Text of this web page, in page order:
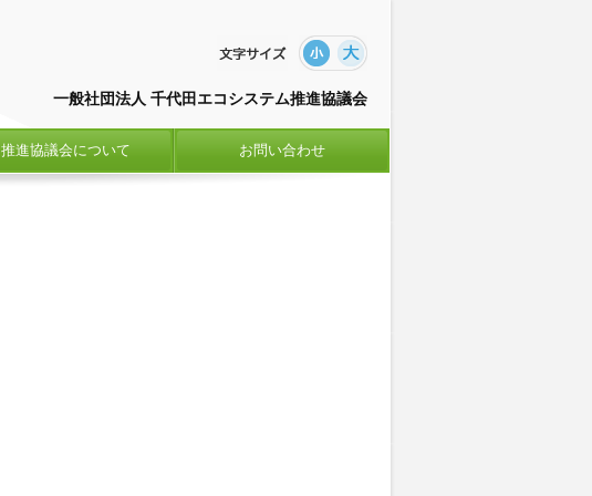
一般社団法人 千代田エコシステム推進協議会
推進協議会について お問い合わせ